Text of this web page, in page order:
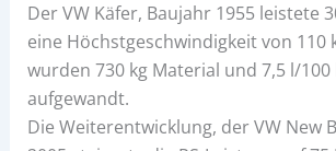
Der VW Käfer, Baujahr 1955 leistete
eine Höchstgeschwindigkeit von 110
wurden 730 kg Material und 7,5 l/
aufgewandt.
Die Weiterentwicklung, der VW New